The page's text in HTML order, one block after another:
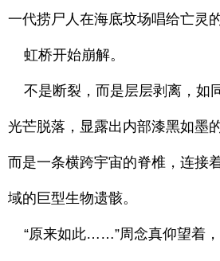
一代捞尸人在海底坟场唱给亡灵
虹桥开始崩解。
不是断裂，而是层层剥离，如
光芒脱落，显露出内部漆黑如墨
而是一条横跨宇宙的脊椎，连接
域的巨型生物遗骸。
“原来如此……”周念真仰望着，